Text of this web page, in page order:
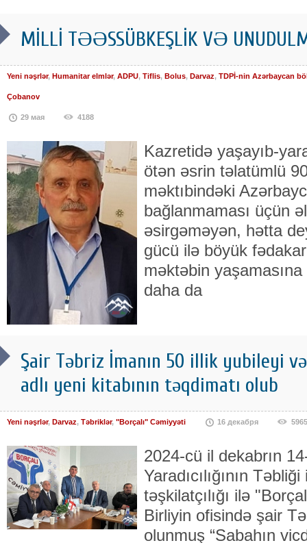
MİLLİ TƏƏSSÜBKEŞLİK VƏ
Yeni nəşrlər, Humanitar elmlər, ADPU, Tiflis, Bolus, Darvaz, TDPİ-nin Azərbaycan
Çobanov
29 мая 4188
Kazretidə yaşayıb-
ötən əsrin təlatümlü
məktıbindəki
bağlanmaması üçün
əsirgəməyən, hətta
gücü ilə böyük
məktəbin
daha da
Şair Təbriz İmanın 50 illik yubileyi və
adlı yeni kitabının təqdimatı olub
Yeni nəşrlər, Darvaz, Təbriklər, "Borçalı" Cəmiyyəti 16 декабря 5965
2024-cü il dekabrın
Yaradıcılığının
təşkilatçılığı ilə
Birliyin ofisində şair
olunmuş “Sabahın